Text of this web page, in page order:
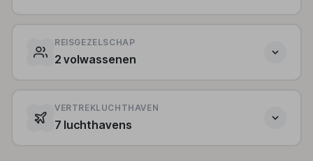
REISGEZELSCHAP
2 volwassenen
VERTREKLUCHTHAVEN
7 luchthavens